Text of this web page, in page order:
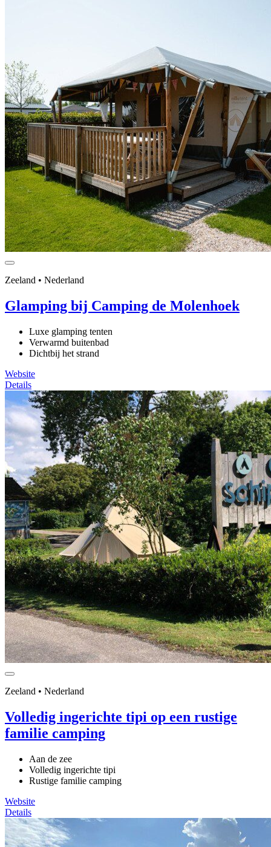
Zeeland • Nederland
Glamping bij Camping de Molenhoek
Luxe glamping tenten
Verwarmd buitenbad
Dichtbij het strand
Website
Details
Zeeland • Nederland
Volledig ingerichte tipi op een rustige
familie camping
Aan de zee
Volledig ingerichte tipi
Rustige familie camping
Website
Details